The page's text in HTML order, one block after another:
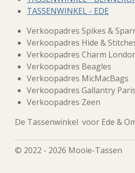
TASSENWINKEL - EDE
Verkoopadres Spikes &
Verkoopadres Hide &
Verkoopadres Charm
Verkoopadres Beagles
Verkoopadres MicMacBags
Verkoopadres Gallantry Paris
Verkoopadres Zeen
De Tassenwinkel voor Ede &
© 2022 - 2026 Mooie-Tassen